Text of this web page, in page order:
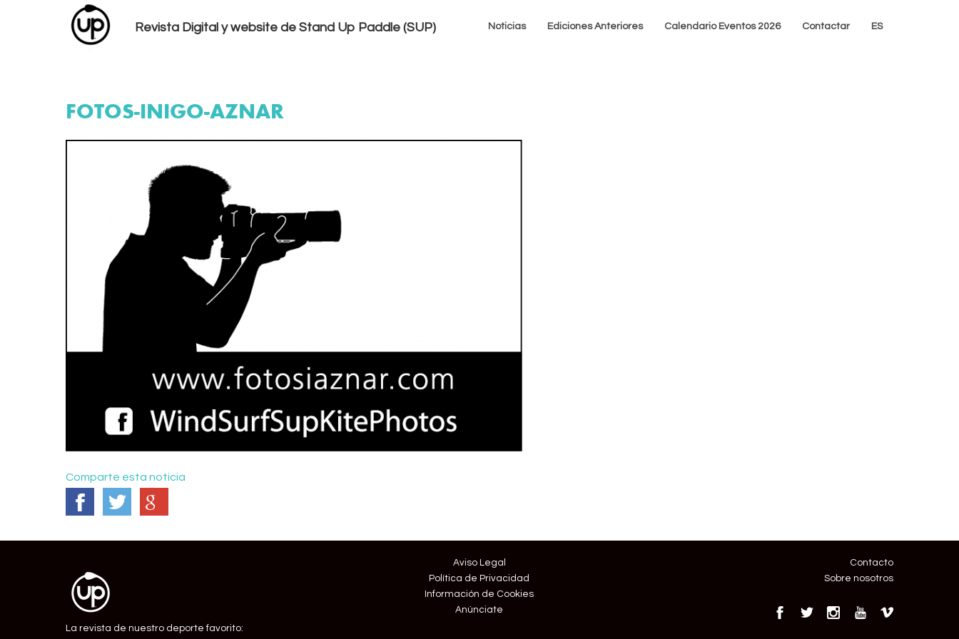
Revista Digital y website de Stand Up Paddle (SUP) Noticias Ediciones Anteriores Calendario Eventos 2026 Contactar ES
FOTOS-INIGO-AZNAR
Comparte esta noticia
La revista de nuestro deporte favorito:
Aviso Legal
Política de Privacidad
Información de Cookies
Anúnciate
Contacto
Sobre nosotros